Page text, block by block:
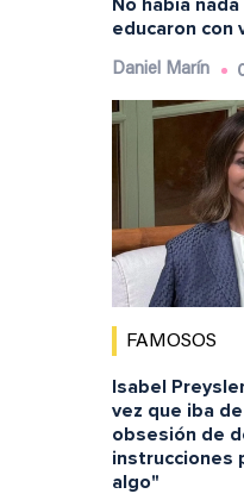
educaron con
Daniel Marín
FAMOSOS
Isabel
vez que iba
obsesión de
instrucciones
algo"